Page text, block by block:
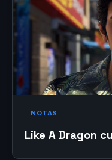
NOTAS
Like A Dragon